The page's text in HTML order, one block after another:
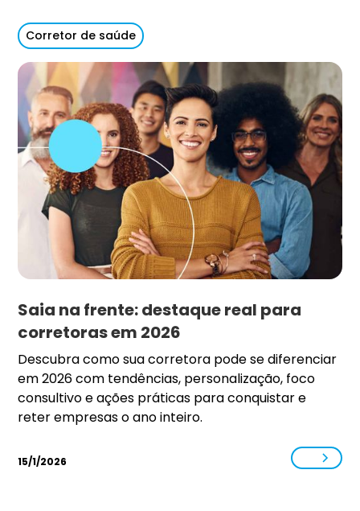
Corretor de saúde
Saia na frente: destaque real para
corretoras em 2026
Descubra como sua corretora pode se diferenciar
em 2026 com tendências, personalização, foco
consultivo e ações práticas para conquistar e
reter empresas o ano inteiro.
15/1/2026